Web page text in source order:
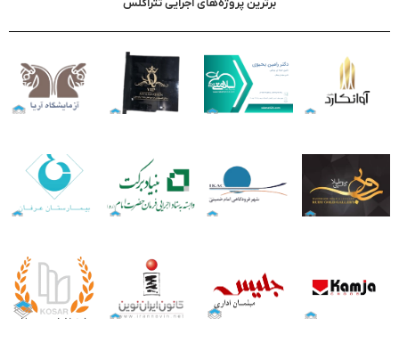
برترین پروژه‌های اجرایی تتراگلس